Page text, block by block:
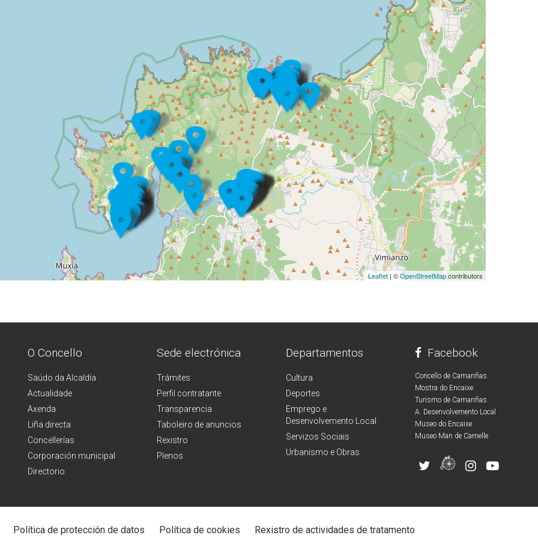
Leaflet | ©OpenStreetMapcontributors
O Concello
Saúdo da Alcaldía
Actualidade
Axenda
Liña directa
Concellerías
Corporación municipal
Directorio
Sede electrónica
Trámites
Perfil contratante
Transparencia
Taboleiro de anuncios
Rexistro
Plenos
Departamentos
Cultura
Deportes
Emprego e
Desenvolvemento Local
Servizos Sociais
Urbanismo e Obras
Facebook
Concello de Camariñas
Mostra do Encaixe
Turismo de Camariñas
A. Desenvolvemento Local
Museo do Encaixe
Museo Man de Camelle
Política de protección de datos Política de cookies Rexistro de actividades de tratamento